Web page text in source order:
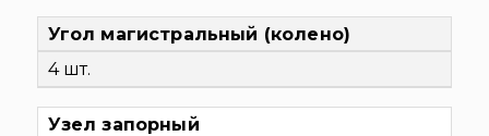
Угол магистральный (колено)
4 шт.
Узел запорный